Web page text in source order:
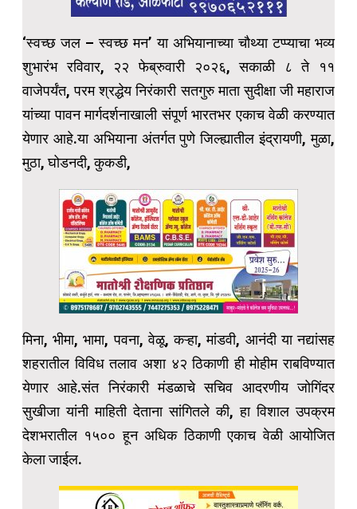
‘स्वच्छ जल – स्वच्छ मन’ या अभियानाच्या चौथ्या टप्प्याचा भव्य
शुभारंभ रविवार, २२ फेब्रुवारी २०२६, सकाळी ८ ते ११
वाजेपर्यंत, परम श्रद्धेय निरंकारी सतगुरु माता सुदीक्षा जी महाराज
यांच्या पावन मार्गदर्शनाखाली संपूर्ण भारतभर एकाच वेळी करण्यात
येणार आहे.या अभियाना अंतर्गत पुणे जिल्ह्यातील इंद्रायणी, मुळा,
मुठा, घोडनदी, कुकडी,
मिना, भीमा, भामा, पवना, वेळू, कऱ्हा, मांडवी, आनंदी या नद्यांसह
शहरातील विविध तलाव अशा ४२ ठिकाणी ही मोहीम राबविण्यात
येणार आहे.संत निरंकारी मंडळाचे सचिव आदरणीय जोगिंदर
सुखीजा यांनी माहिती देताना सांगितले की, हा विशाल उपक्रम
देशभरातील १५०० हून अधिक ठिकाणी एकाच वेळी आयोजित
केला जाईल.